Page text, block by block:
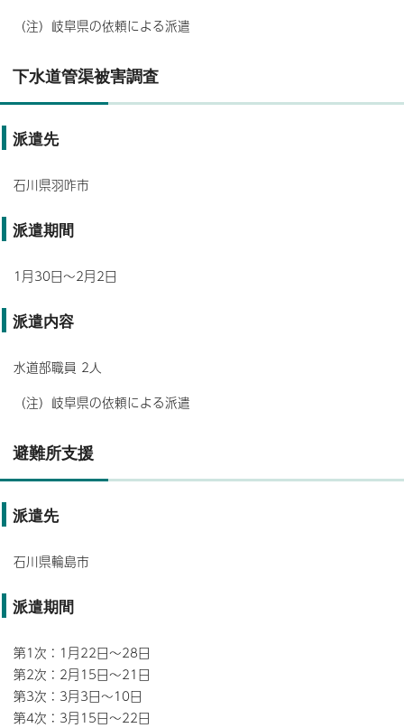
（注）岐阜県の依頼による派遣
下水道管渠被害調査
派遣先
石川県羽咋市
派遣期間
1月30日～2月2日
派遣内容
水道部職員 2人
（注）岐阜県の依頼による派遣
避難所支援
派遣先
石川県輪島市
派遣期間
第1次：1月22日～28日
第2次：2月15日～21日
第3次：3月3日～10日
第4次：3月15日～22日